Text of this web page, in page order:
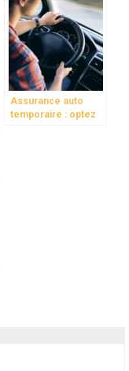
Assurance auto
temporaire : optez